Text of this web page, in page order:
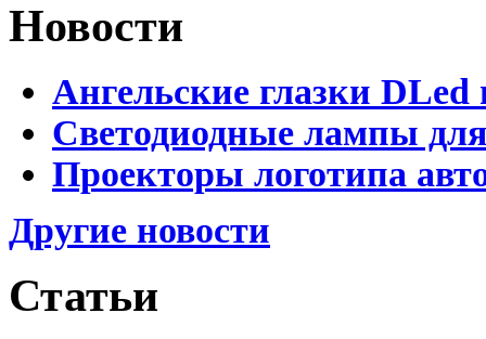
Новости
Ангельские глазки DLed
Светодиодные лампы
Проекторы логотипа
Другие новости
Статьи